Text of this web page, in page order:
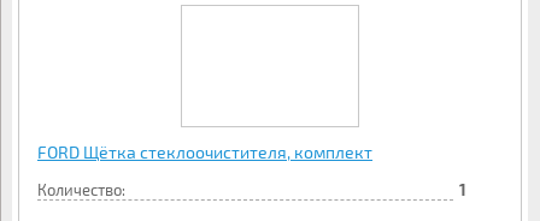
FORD Щётка стеклоочистителя, комплект
Количество: 1